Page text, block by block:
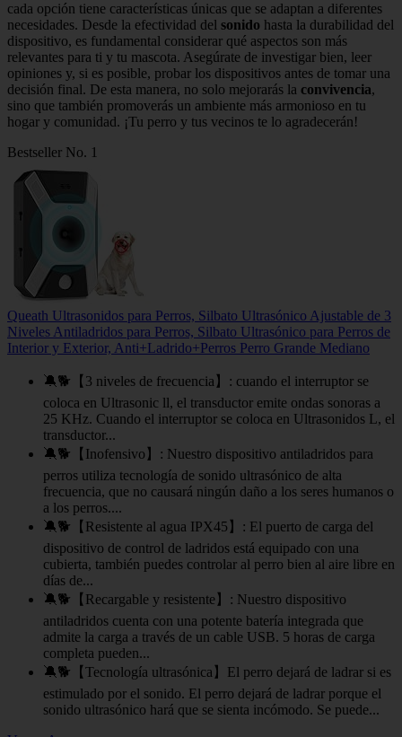
cada opción tiene características únicas que se adaptan a diferentes
necesidades. Desde la efectividad del sonido hasta la durabilidad del
dispositivo, es fundamental considerar qué aspectos son más
relevantes para ti y tu mascota. Asegúrate de investigar bien, leer
opiniones y, si es posible, probar los dispositivos antes de tomar una
decisión final. De esta manera, no solo mejorarás la convivencia,
sino que también promoverás un ambiente más armonioso en tu
hogar y comunidad. ¡Tu perro y tus vecinos te lo agradecerán!
Bestseller No. 1
Queath Ultrasonidos para Perros, Silbato Ultrasónico Ajustable de 3
Niveles Antiladridos para Perros, Silbato Ultrasónico para Perros de
Interior y Exterior, Anti+Ladrido+Perros Perro Grande Mediano
🔕🐕【3 niveles de frecuencia】: cuando el interruptor se
coloca en Ultrasonic ll, el transductor emite ondas sonoras a
25 KHz. Cuando el interruptor se coloca en Ultrasonidos L, el
transductor...
🔕🐕【Inofensivo】: Nuestro dispositivo antiladridos para
perros utiliza tecnología de sonido ultrasónico de alta
frecuencia, que no causará ningún daño a los seres humanos o
a los perros....
🔕🐕【Resistente al agua IPX45】: El puerto de carga del
dispositivo de control de ladridos está equipado con una
cubierta, también puedes controlar al perro bien al aire libre en
días de...
🔕🐕【Recargable y resistente】: Nuestro dispositivo
antiladridos cuenta con una potente batería integrada que
admite la carga a través de un cable USB. 5 horas de carga
completa pueden...
🔕🐕【Tecnología ultrasónica】El perro dejará de ladrar si es
estimulado por el sonido. El perro dejará de ladrar porque el
sonido ultrasónico hará que se sienta incómodo. Se puede...